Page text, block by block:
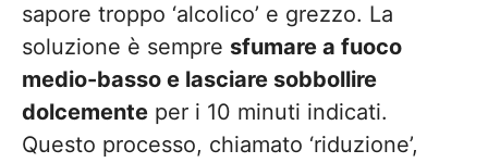
sapore troppo ‘alcolico’ e grezzo. La
soluzione è sempre sfumare a fuoco
medio-basso e lasciare sobbollire
dolcemente per i 10 minuti indicati.
Questo processo, chiamato ‘riduzione’,